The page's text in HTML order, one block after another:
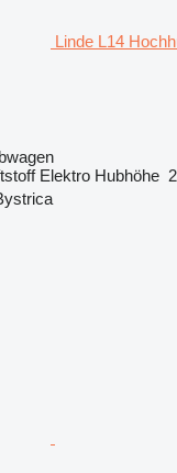
Linde L14
Elektro Hubhöhe